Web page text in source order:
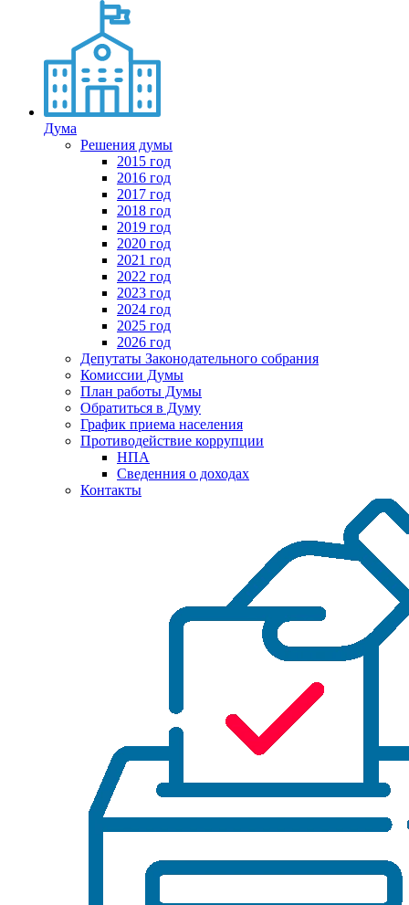
Дума
Решения думы
2015 год
2016 год
2017 год
2018 год
2019 год
2020 год
2021 год
2022 год
2023 год
2024 год
2025 год
2026 год
Депутаты Законодательного собрания
Комиссии Думы
План работы Думы
Обратиться в Думу
График приема населения
Противодействие коррупции
НПА
Сведенния о доходах
Контакты